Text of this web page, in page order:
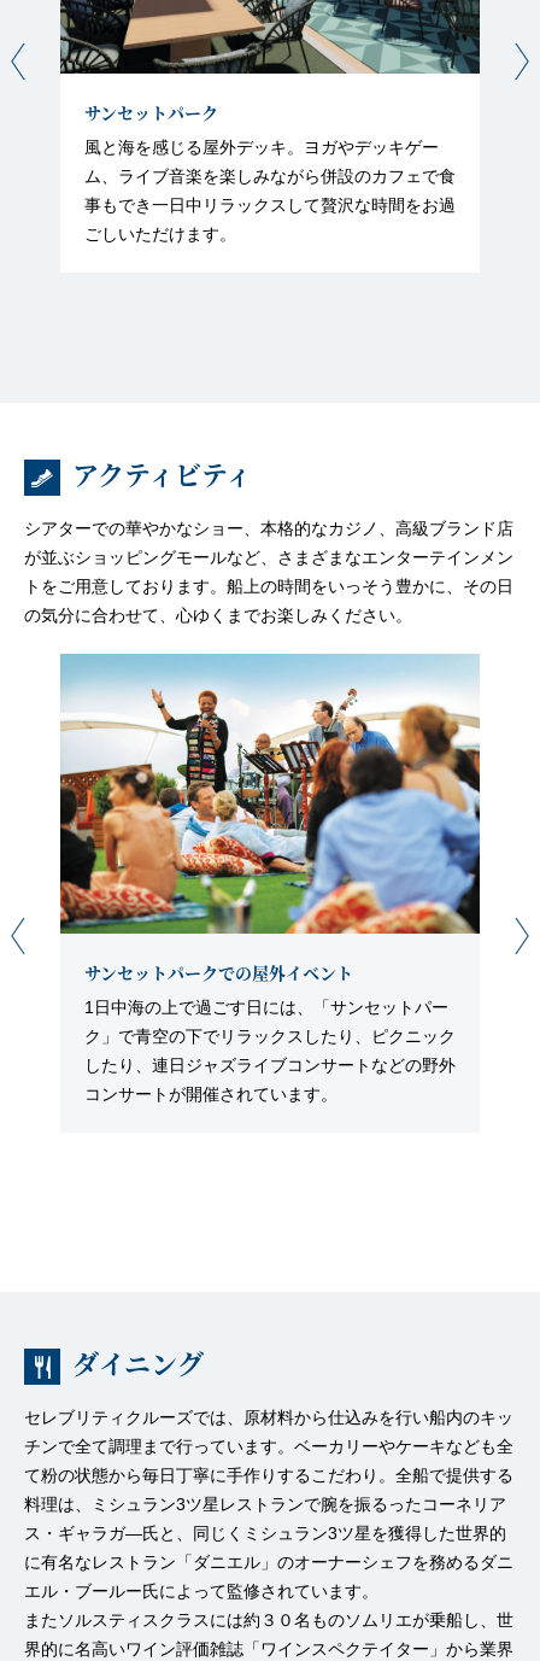
サンセットパーク
風と海を感じる屋外デッキ。ヨガやデッキゲー
ム、ライブ音楽を楽しみながら併設のカフェで食
事もでき一日中リラックスして贅沢な時間をお過
ごしいただけます。
アクティビティ
シアターでの華やかなショー、本格的なカジノ、高級ブランド店
が並ぶショッピングモールなど、さまざまなエンターテインメン
トをご用意しております。船上の時間をいっそう豊かに、その日
の気分に合わせて、心ゆくまでお楽しみください。
サンセットパークでの屋外イベント
1日中海の上で過ごす日には、「サンセットパー
ク」で青空の下でリラックスしたり、ピクニック
したり、連日ジャズライブコンサートなどの野外
コンサートが開催されています。
ダイニング
セレブリティクルーズでは、原材料から仕込みを行い船内のキッ
チンで全て調理まで行っています。ベーカリーやケーキなども全
て粉の状態から毎日丁寧に手作りするこだわり。全船で提供する
料理は、ミシュラン3ツ星レストランで腕を振るったコーネリア
ス・ギャラガ―氏と、同じくミシュラン3ツ星を獲得した世界的
に有名なレストラン「ダニエル」のオーナーシェフを務めるダニ
エル・ブールー氏によって監修されています。
またソルスティスクラスには約３０名ものソムリエが乗船し、世
界的に名高いワイン評価雑誌「ワインスペクテイター」から業界